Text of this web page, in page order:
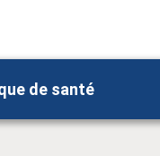
de santé